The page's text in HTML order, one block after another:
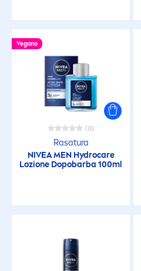
Vegano
(0)
Rasatura
NIVEA MEN Hydrocare
Lozione Dopobarba 100ml